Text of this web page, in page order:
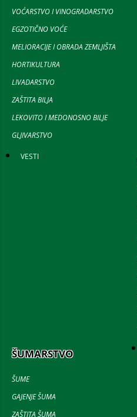
VOĆARSTVO I VINOGRADARSTVO
EGZOTIČNO VOĆE
MELIORACIJE I OBRADA ZEMLJIŠTA
HORTIKULTURA
LIVADARSTVO
ZAŠTITA BILJA
LEKOVITO I MEDONOSNO BILJE
GLJIVARSTVO
VESTI
ŠUMARSTVO
ŠUME
GAJENJE ŠUMA
ZAŠTITA ŠUMA